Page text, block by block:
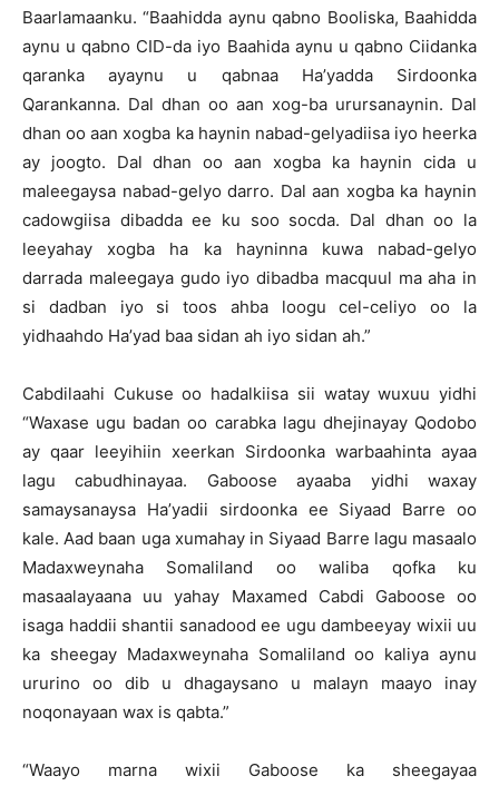
Baarlamaanku. “Baahidda aynu qabno Booliska, Baahidda
aynu u qabno CID-da iyo Baahida aynu u qabno Ciidanka
qaranka ayaynu u qabnaa Ha’yadda Sirdoonka
Qarankanna. Dal dhan oo aan xog-ba urursanaynin. Dal
dhan oo aan xogba ka haynin nabad-gelyadiisa iyo heerka
ay joogto. Dal dhan oo aan xogba ka haynin cida u
maleegaysa nabad-gelyo darro. Dal aan xogba ka haynin
cadowgiisa dibadda ee ku soo socda. Dal dhan oo la
leeyahay xogba ha ka hayninna kuwa nabad-gelyo
darrada maleegaya gudo iyo dibadba macquul ma aha in
si dadban iyo si toos ahba loogu cel-celiyo oo la
yidhaahdo Ha’yad baa sidan ah iyo sidan ah.”
Cabdilaahi Cukuse oo hadalkiisa sii watay wuxuu yidhi
“Waxase ugu badan oo carabka lagu dhejinayay Qodobo
ay qaar leeyihiin xeerkan Sirdoonka warbaahinta ayaa
lagu cabudhinayaa. Gaboose ayaaba yidhi waxay
samaysanaysa Ha’yadii sirdoonka ee Siyaad Barre oo
kale. Aad baan uga xumahay in Siyaad Barre lagu masaalo
Madaxweynaha Somaliland oo waliba qofka ku
masaalayaana uu yahay Maxamed Cabdi Gaboose oo
isaga haddii shantii sanadood ee ugu dambeeyay wixii uu
ka sheegay Madaxweynaha Somaliland oo kaliya aynu
ururino oo dib u dhagaysano u malayn maayo inay
noqonayaan wax is qabta.”
“Waayo marna wixii Gaboose ka sheegayaa